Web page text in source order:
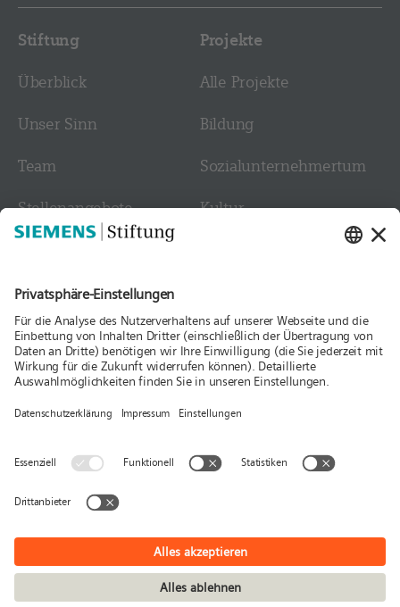
Stiftung
Überblick
Unser Sinn
Team
Stellen­angebote
Projekte
Alle Projekte
Bildung
Sozial­­unternehmer­tum
Kultur
Medien
Aktuelles
Folgen Sie uns
© Siemens Stiftung 2026